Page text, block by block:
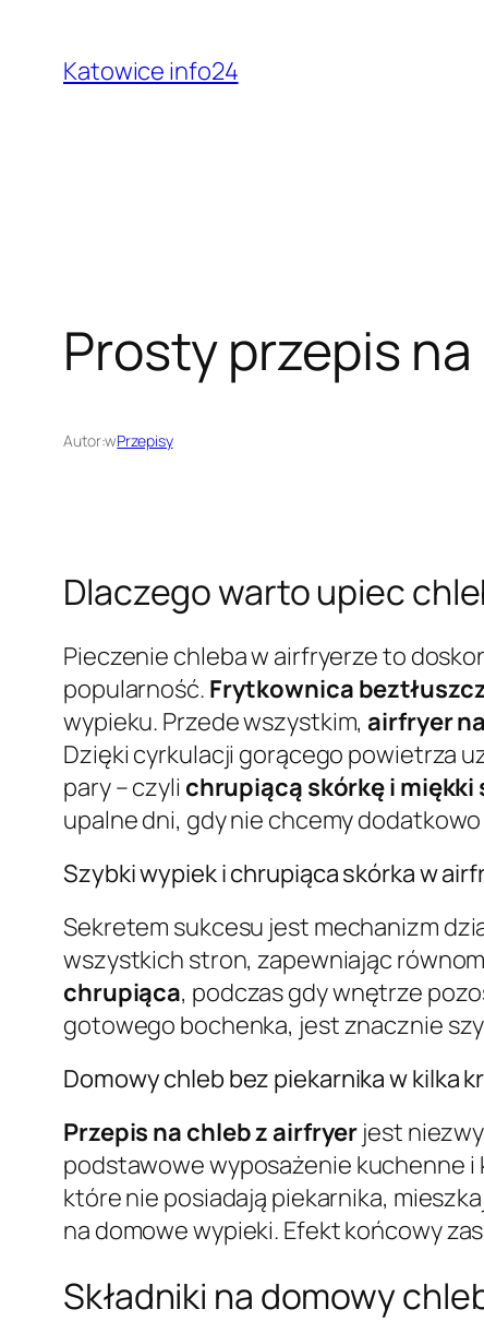
treści
Katowice info24
Prosty przepis
Autor:wPrzepisy
Dlaczego warto upiec
Pieczenie chleba w airfryerze to
popularność. Frytkownica
wypieku. Przede wszystkim,airfryer
Dzięki cyrkulacji gorącego powietrza
pary – czyli chrupiącą skórkę i miękki
upalne dni, gdy nie chcemy
Szybki wypiek i chrupiąca skórka w
Sekretem sukcesu jest mechanizm
wszystkich stron, zapewniając
chrupiąca, podczas gdy wnętrze
gotowego bochenka, jest znacznie
Domowy chleb bez piekarnika w kilka
Przepis na chleb z airfryer jest
podstawowe wyposażenie kuchenne i
które nie posiadają piekarnika,
na domowe wypieki. Efekt końcowy
Składniki na domowy